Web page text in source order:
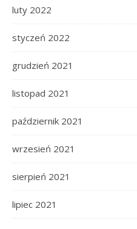
luty 2022
styczeń 2022
grudzień 2021
listopad 2021
październik 2021
wrzesień 2021
sierpień 2021
lipiec 2021